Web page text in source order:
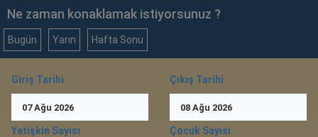
Ne zaman konaklamak istiyorsunuz ?
Bugün Yarın Hafta Sonu
Giriş Tarihi
07Ağu 2026
Çıkış Tarihi
08 Ağu 2026
Yetişkin Sayısı Çocuk Sayısı